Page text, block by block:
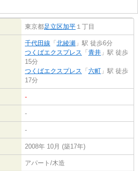
東京都足立区加平 １丁目
千代田線 「北綾瀬 」駅 徒歩6分
つくばエクスプレス 「青井 」駅 徒歩
15分
つくばエクスプレス 「六町 」駅 徒歩
17分
-
-
-
2008年 10月 (築17年)
アパート/木造